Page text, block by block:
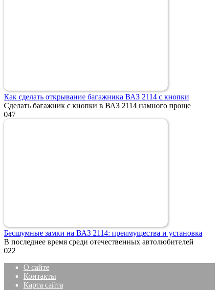
Как сделать открывание багажника ВАЗ 2114 с кнопки
Сделать багажник с кнопки в ВАЗ 2114 намного проще
047
Бесшумные замки на ВАЗ 2114: преимущества и установка
В последнее время среди отечественных автолюбителей
022
О сайте
Контакты
Карта сайта